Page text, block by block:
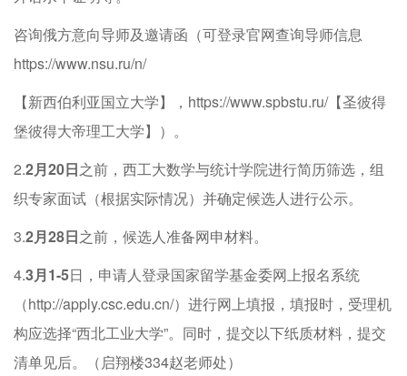
咨询俄方意向导师及邀请函（可登录官网查询导师信息
https://www.nsu.ru/n/
【新西伯利亚国立大学】，https://www.spbstu.ru/【圣彼得
堡彼得大帝理工大学】）。
2.2月20日之前，西工大数学与统计学院进行简历筛选，组
织专家面试（根据实际情况）并确定候选人进行公示。
3.2月28日之前，候选人准备网申材料。
4.3月1-5日，申请人登录国家留学基金委网上报名系统
（http://apply.csc.edu.cn/）进行网上填报，填报时，受理机
构应选择“西北工业大学”。同时，提交以下纸质材料，提交
清单见后。（启翔楼334赵老师处）